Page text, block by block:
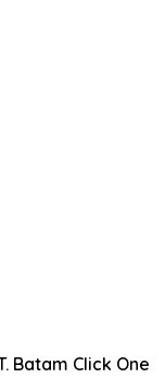
Batam Click One